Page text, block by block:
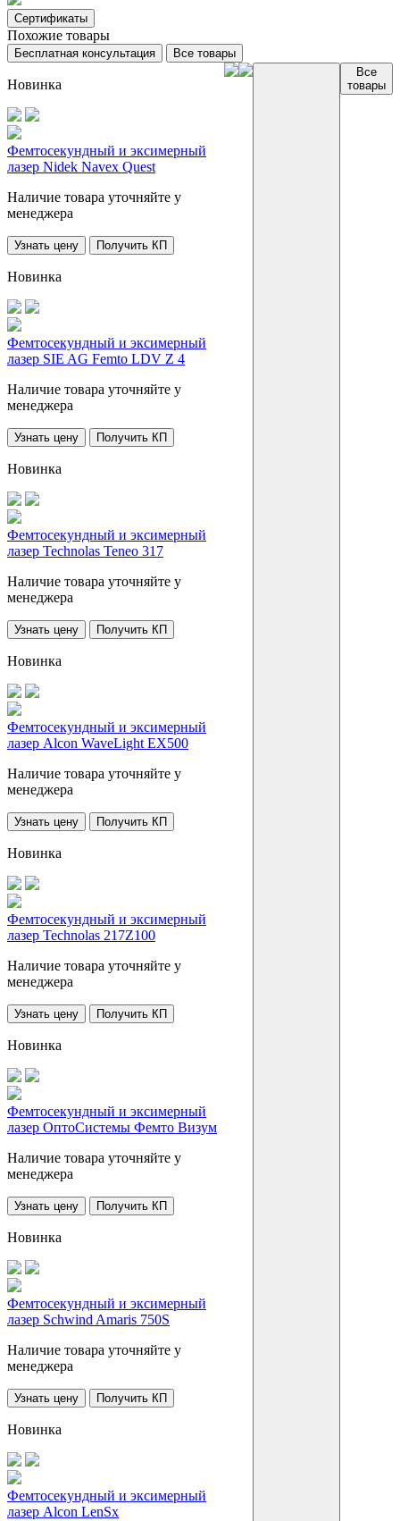
Сертификаты
Похожие товары
Бесплатная консультация Все товары
Новинка
Фемтосекундный и эксимерный
лазер Nidek Navex Quest
Наличие товара уточняйте у
менеджера
Узнать цену Получить КП
Новинка
Фемтосекундный и эксимерный
лазер SIE AG Femto LDV Z 4
Наличие товара уточняйте у
менеджера
Узнать цену Получить КП
Новинка
Фемтосекундный и эксимерный
лазер Technolas Teneo 317
Наличие товара уточняйте у
менеджера
Узнать цену Получить КП
Новинка
Фемтосекундный и эксимерный
лазер Alcon WaveLight EX500
Наличие товара уточняйте у
менеджера
Узнать цену Получить КП
Новинка
Фемтосекундный и эксимерный
лазер Technolas 217Z100
Наличие товара уточняйте у
менеджера
Узнать цену Получить КП
Новинка
Фемтосекундный и эксимерный
лазер ОптоCистемы Фемто Визум
Наличие товара уточняйте у
менеджера
Узнать цену Получить КП
Новинка
Фемтосекундный и эксимерный
лазер Schwind Amaris 750S
Наличие товара уточняйте у
менеджера
Узнать цену Получить КП
Новинка
Фемтосекундный и эксимерный
лазер Alcon LenSx
Все
товары